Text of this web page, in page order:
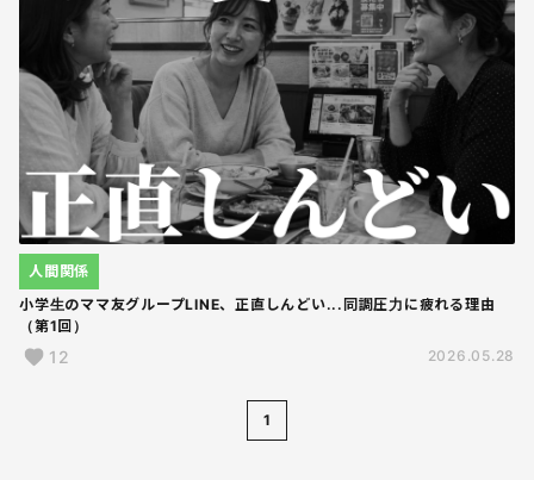
小学生のママ友グループLINE、正直しんどい...同調圧力に疲れる理由
（第1回）
人間関係
12 2026.05.28
1